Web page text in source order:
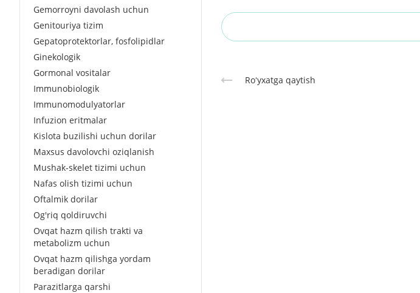
Roʻyxatga qaytish
Gemorroyni davolash uchun
Genitouriya tizim
Gepatoprotektorlar, fosfolipidlar
Ginekologik
Gormonal vositalar
Immunobiologik
Immunomodulyatorlar
Infuzion eritmalar
Kislota buzilishi uchun dorilar
Maxsus davolovchi oziqlanish
Mushak-skelet tizimi uchun
Nafas olish tizimi uchun
Oftalmik dorilar
Og'riq qoldiruvchi
Ovqat hazm qilish trakti va
metabolizm uchun
Ovqat hazm qilishga yordam
beradigan dorilar
Parazitlarga qarshi